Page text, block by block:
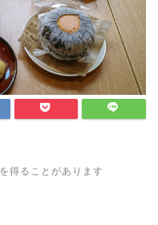
得ることがあります